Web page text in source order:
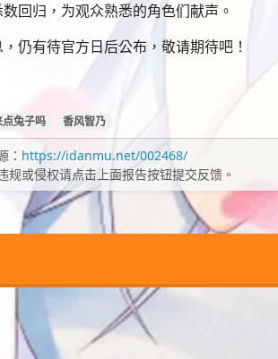
回归，为观众熟悉的角色们献声。
仍有待官方日后公布，敬请期待吧！
兔子吗 香风智乃
： https://idanmu.net/002468/
或侵权请点击上面报告按钮提交反馈。